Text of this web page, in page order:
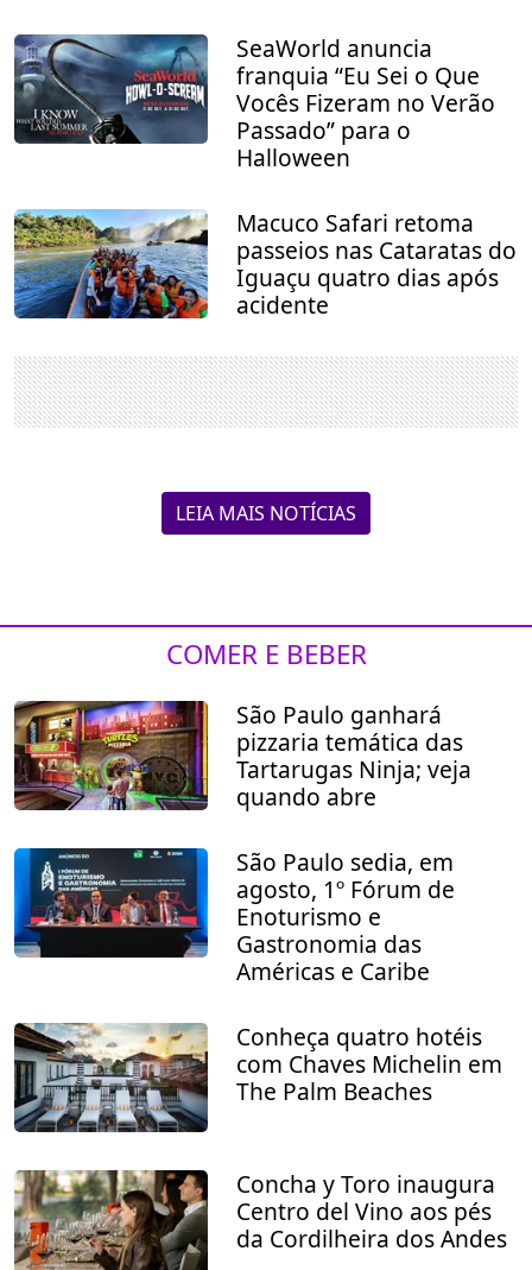
SeaWorld anuncia
franquia “Eu Sei o Que
Vocês Fizeram no Verão
Passado” para o
Halloween
Macuco Safari retoma
passeios nas Cataratas do
Iguaçu quatro dias após
acidente
LEIA MAIS NOTÍCIAS
COMER E BEBER
São Paulo ganhará
pizzaria temática das
Tartarugas Ninja; veja
quando abre
São Paulo sedia, em
agosto, 1º Fórum de
Enoturismo e
Gastronomia das
Américas e Caribe
Conheça quatro hotéis
com Chaves Michelin em
The Palm Beaches
Concha y Toro inaugura
Centro del Vino aos pés
da Cordilheira dos Andes